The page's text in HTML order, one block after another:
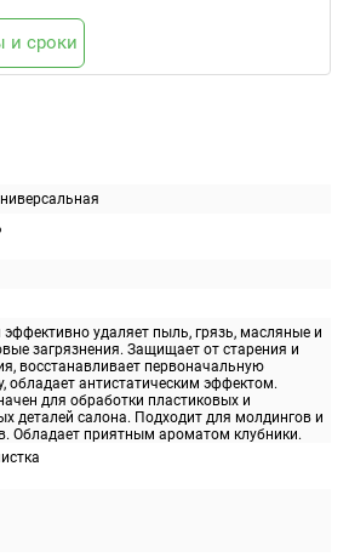
эффективно удаляет пыль, грязь, масляные и
загрязнения. Защищает от старения и
восстанавливает первоначальную
обладает антистатическим эффектом.
для обработки пластиковых и
деталей салона. Подходит для молдингов и
Обладает приятным ароматом клубники.
и сроки